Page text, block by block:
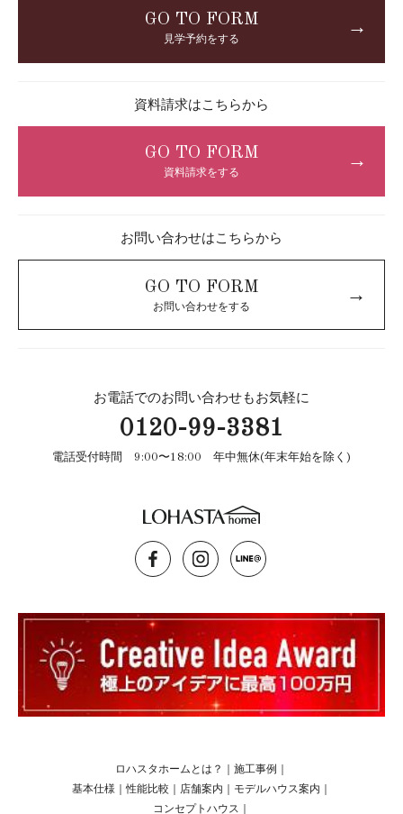
GO TO FORM
見学予約をする
→
資料請求はこちらから
GO TO FORM
資料請求をする
→
お問い合わせはこちらから
GO TO FORM
お問い合わせをする
→
お電話でのお問い合わせもお気軽に
0120-99-3381
電話受付時間 9:00〜18:00 年中無休(年末年始を除く)
ロハスタホームとは？ 施工事例
基本仕様 ｜性能比較 店舗案内 モデルハウス案内
コンセプトハウス